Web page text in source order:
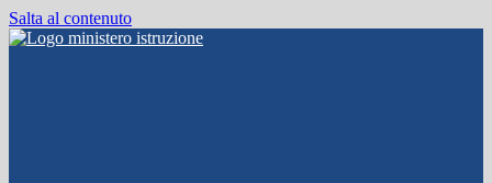
Salta al contenuto